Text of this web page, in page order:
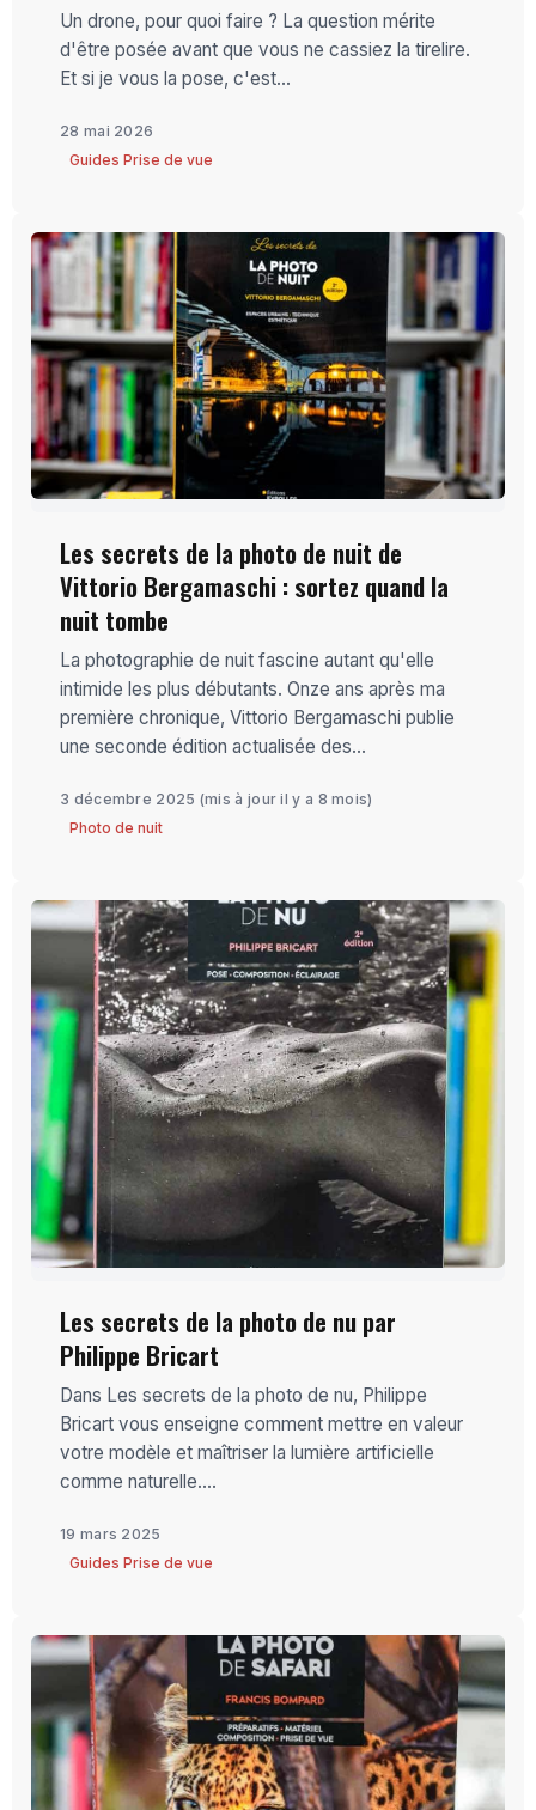
Un drone, pour quoi faire ? La question mérite
d'être posée avant que vous ne cassiez la tirelire.
Et si je vous la pose, c'est...
28 mai 2026
Guides Prise de vue
Les secrets de la photo de nuit de
Vittorio Bergamaschi : sortez quand la
nuit tombe
La photographie de nuit fascine autant qu'elle
intimide les plus débutants. Onze ans après ma
première chronique, Vittorio Bergamaschi publie
une seconde édition actualisée des...
3 décembre 2025 (mis à jour il y a 8 mois)
Photo de nuit
Les secrets de la photo de nu par
Philippe Bricart
Dans Les secrets de la photo de nu, Philippe
Bricart vous enseigne comment mettre en valeur
votre modèle et maîtriser la lumière artificielle
comme naturelle....
19 mars 2025
Guides Prise de vue